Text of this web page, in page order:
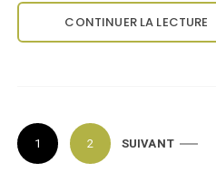
CONTINUER LA LECTURE
P
a 1 2 SUIVANT